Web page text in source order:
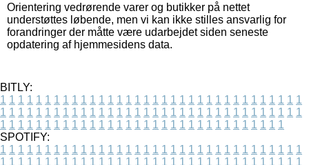
Orientering vedrørende varer og butikker på nettet
understøttes løbende, men vi kan ikke stilles ansvarlig for
forandringer der måtte være udarbejdet siden seneste
opdatering af hjemmesidens data.
BITLY:
1 1 1 1 1 1 1 1 1 1 1 1 1 1 1 1 1 1 1 1 1 1 1 1 1 1 1 1 1 1 1 1 1 1
1 1 1 1 1 1 1 1 1 1 1 1 1 1 1 1 1 1 1 1 1 1 1 1 1 1 1 1 1 1 1 1 1 1
1 1 1 1 1 1 1 1 1 1 1 1 1 1 1 1 1 1 1 1 1 1 1 1 1 1 1 1 1 1 1 1
SPOTIFY:
1 1 1 1 1 1 1 1 1 1 1 1 1 1 1 1 1 1 1 1 1 1 1 1 1 1 1 1 1 1 1 1 1 1
1 1 1 1 1 1 1 1 1 1 1 1 1 1 1 1 1 1 1 1 1 1 1 1 1 1 1 1 1 1 1 1 1 1